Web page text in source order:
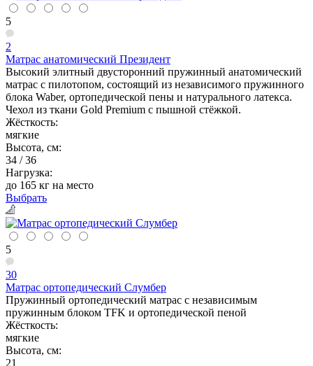
5
2
Матрас анатомический Президент
Высокий элитный двусторонний пружинный анатомический
матрас с пилотопом, состоящий из независимого пружинного
блока Waber, ортопедической пены и натурального латекса.
Чехол из ткани Gold Premium с пышной стёжкой.
Жёсткость:
мягкие
Высота, см:
34 / 36
Нагрузка:
до 165 кг на место
Выбрать
5
30
Матрас ортопедический Слумбер
Пружинный ортопедический матрас с независимым
пружинным блоком TFK и ортопедической пеной
Жёсткость:
мягкие
Высота, см:
21